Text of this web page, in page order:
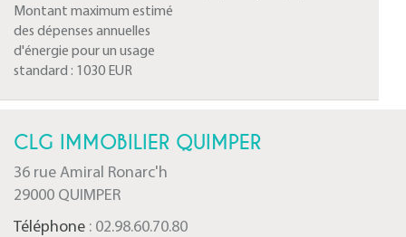
Montant maximum estimé
des dépenses annuelles
d'énergie pour un usage
standard : 1030 EUR
CLG IMMOBILIER QUIMPER
36 rue Amiral Ronarc'h
29000 QUIMPER
Téléphone : 02.98.60.70.80